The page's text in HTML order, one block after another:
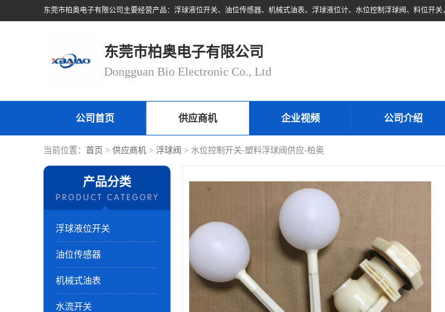
东莞市柏奥电子有限公司
Dongguan Bio Electronic Co., Ltd
公司首页 供应商机 企业视频 公司介绍
当前位置： 首页 > 供应商机 > 浮球阀 > 水位控制开关-塑料浮球阀供应-柏奥
产品分类
浮球液位开关
油位传感器
机械式油表
水流开关